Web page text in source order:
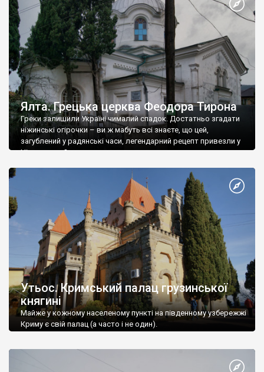
Ялта. Грецька церква Феодора Тирона
Греки залишили Україні чималий спадок. Достатньо згадати
ніжинські огірочки – ви ж мабуть всі знаєте, що цей,
загублений у радянські часи, легендарний рецепт привезли у
Ніжин греки?
Утьос. Кримський палац грузинської
княгині
Майже у кожному населеному пункті на південному узбережжі
Криму є свій палац (а часто і не один).